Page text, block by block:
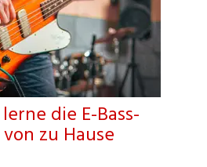
die E-Bass-
zu Hause